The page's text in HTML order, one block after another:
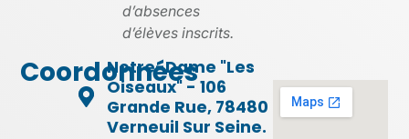
d’absences
d’élèves inscrits.
Coordonnées
Notre-Dame "Les
Oiseaux" - 106
Grande Rue, 78480
Verneuil Sur Seine.